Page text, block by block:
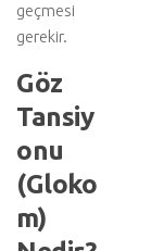
geçmesi
gerekir.
Göz
Tansiy
onu
(Gloko
m)